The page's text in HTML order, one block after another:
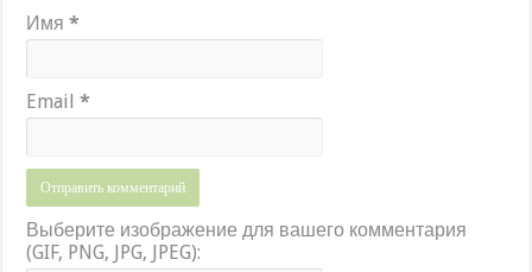
Имя*
Email*
Выберите изображение для вашего комментария
(GIF, PNG, JPG, JPEG):